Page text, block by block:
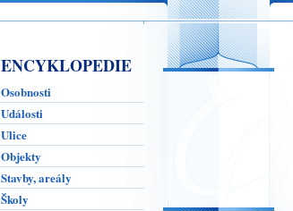
ENCYKLOPEDIE
Osobnosti
Události
Ulice
Objekty
Stavby, areály
Školy